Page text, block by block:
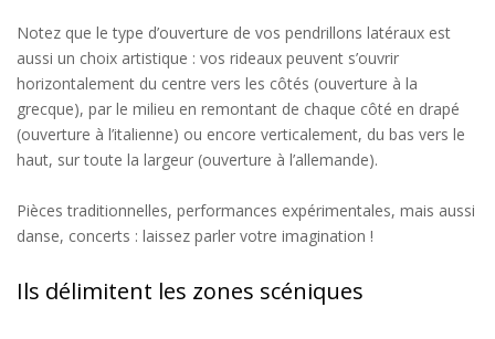
Notez que le type d’ouverture de vos pendrillons latéraux est
aussi un choix artistique : vos rideaux peuvent s’ouvrir
horizontalement du centre vers les côtés (ouverture à la
grecque), par le milieu en remontant de chaque côté en drapé
(ouverture à l’italienne) ou encore verticalement, du bas vers le
haut, sur toute la largeur (ouverture à l’allemande).
Pièces traditionnelles, performances expérimentales, mais aussi
danse, concerts : laissez parler votre imagination !
Ils délimitent les zones scéniques